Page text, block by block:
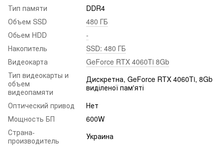
Тип памяти
DDR4
Объем SSD
480 ГБ
Обьем HDD
-
Накопитель
SSD: 480 ГБ
Видеокарта
GeForce RTX 4060Ti 8Gb
Тип видеокарты и
объем
видеопамяти
Дискретна, GeForce RTX 4060Ti, 8Gb
виділеної пам'яті
Оптический привод
Нет
Мощность БП
600W
Страна-
производитель
Украина